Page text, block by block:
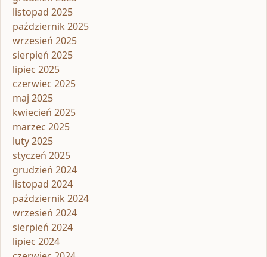
listopad 2025
październik 2025
wrzesień 2025
sierpień 2025
lipiec 2025
czerwiec 2025
maj 2025
kwiecień 2025
marzec 2025
luty 2025
styczeń 2025
grudzień 2024
listopad 2024
październik 2024
wrzesień 2024
sierpień 2024
lipiec 2024